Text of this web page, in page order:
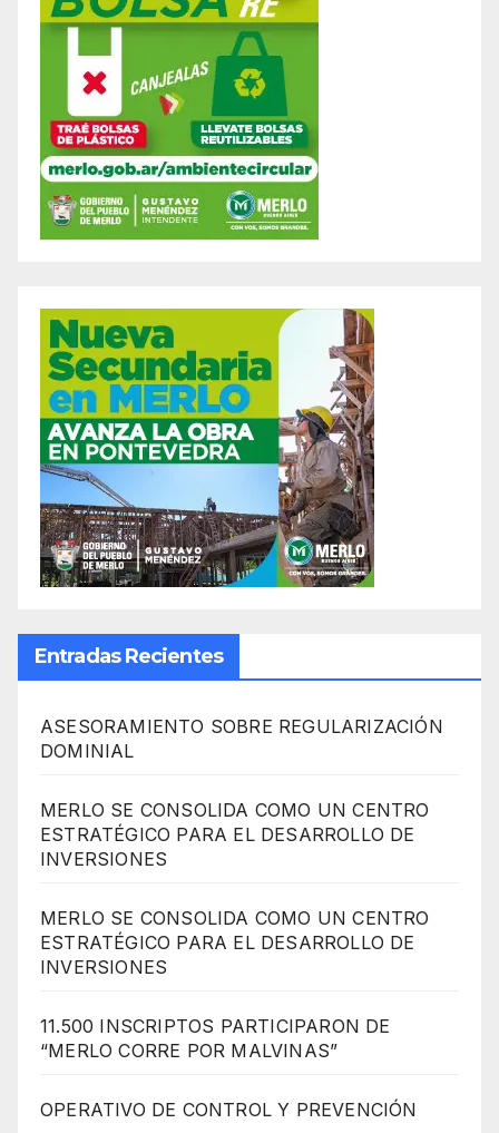
Entradas Recientes
ASESORAMIENTO SOBRE REGULARIZACIÓN
DOMINIAL
MERLO SE CONSOLIDA COMO UN CENTRO
ESTRATÉGICO PARA EL DESARROLLO DE
INVERSIONES
MERLO SE CONSOLIDA COMO UN CENTRO
ESTRATÉGICO PARA EL DESARROLLO DE
INVERSIONES
11.500 INSCRIPTOS PARTICIPARON DE
“MERLO CORRE POR MALVINAS”
OPERATIVO DE CONTROL Y PREVENCIÓN